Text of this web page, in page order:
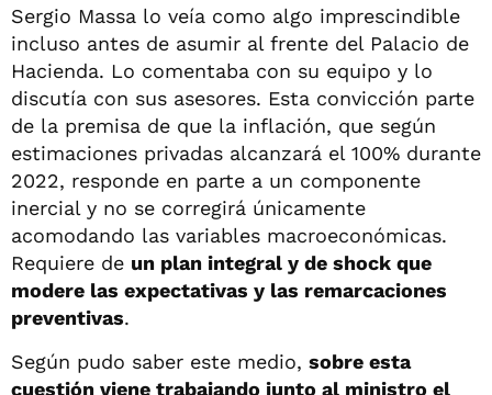
Sergio Massa lo veía como algo imprescindible
incluso antes de asumir al frente del Palacio de
Hacienda. Lo comentaba con su equipo y lo
discutía con sus asesores. Esta convicción parte
de la premisa de que la inflación, que según
estimaciones privadas alcanzará el 100% durante
2022, responde en parte a un componente
inercial y no se corregirá únicamente
acomodando las variables macroeconómicas.
Requiere de un plan integral y de shock que
modere las expectativas y las remarcaciones
preventivas.
Según pudo saber este medio, sobre esta
cuestión viene trabajando junto al ministro el